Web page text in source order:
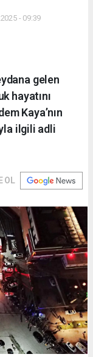
- 09:39
gelen
hayatını
Kaya’nın
ilgili adli
OL